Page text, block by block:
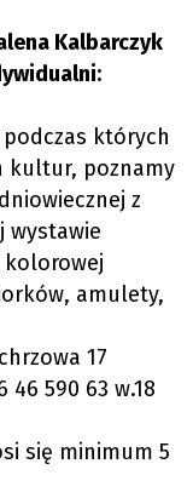
Kalbarczyk
których
kultur, poznamy
z
wystawie
kolorowej
amulety,
17
590 63 w.18
się minimum 5